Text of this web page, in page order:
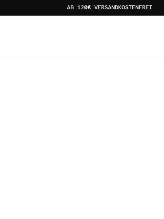
AB 120€ VERSANDKOSTENFREI